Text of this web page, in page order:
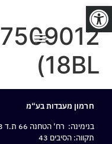
פתח סרגל נגישות
18BL)
חרמון מעבדות בע“מ
בנימינה: רח‘ הטחנה 66 ת.ד 23 מיקוד 3055001,
תקווה: הסיבים 43